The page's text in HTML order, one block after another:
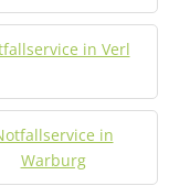
in Verl
in
Warburg